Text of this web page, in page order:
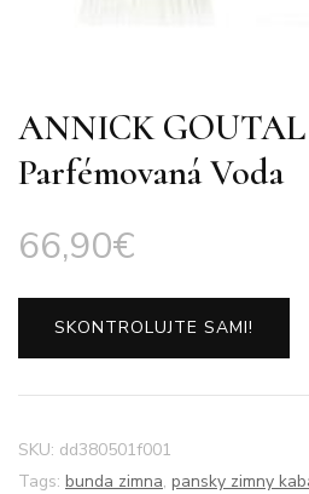
ANNICK GOUTAL
Parfémovaná Voda
66,90€
SKONTROLUJTE SAMI!
SKU: dd380501f001
Tags: bunda zimna, pansky zimny